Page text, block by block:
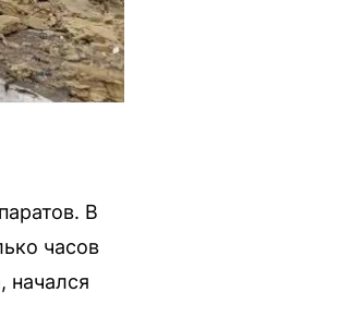
В
часов
начался